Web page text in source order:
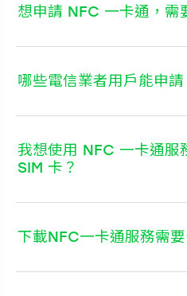
想申請 NFC 一卡通，需
哪些電信業者用戶能申
我想使用 NFC 一卡通服
SIM 卡？
下載NFC一卡通服務需要